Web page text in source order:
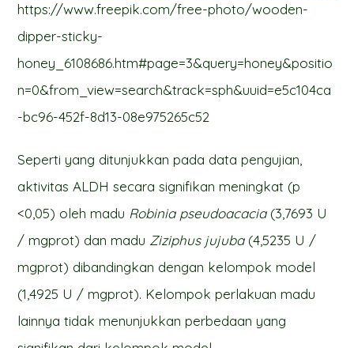
https://www.freepik.com/free-photo/wooden-
dipper-sticky-
honey_6108686.htm#page=3&query=honey&positio
n=0&from_view=search&track=sph&uuid=e5c104ca
-bc96-452f-8d13-08e975265c52
Seperti yang ditunjukkan pada data pengujian,
aktivitas ALDH secara signifikan meningkat (p
<0,05) oleh madu Robinia pseudoacacia(3,7693 U
/ mgprot) dan madu Ziziphus jujuba(4,5235 U /
mgprot) dibandingkan dengan kelompok model
(1,4925 U / mgprot). Kelompok perlakuan madu
lainnya tidak menunjukkan perbedaan yang